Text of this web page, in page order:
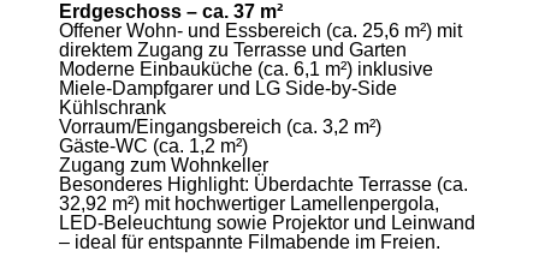
Erdgeschoss – ca. 37 m²
Offener Wohn- und Essbereich (ca. 25,6 m²) mit
direktem Zugang zu Terrasse und Garten
Moderne Einbauküche (ca. 6,1 m²) inklusive
Miele-Dampfgarer und LG Side-by-Side
Kühlschrank
Vorraum/Eingangsbereich (ca. 3,2 m²)
Gäste-WC (ca. 1,2 m²)
Zugang zum Wohnkeller
Besonderes Highlight: Überdachte Terrasse (ca.
32,92 m²) mit hochwertiger Lamellenpergola,
LED-Beleuchtung sowie Projektor und Leinwand
– ideal für entspannte Filmabende im Freien.